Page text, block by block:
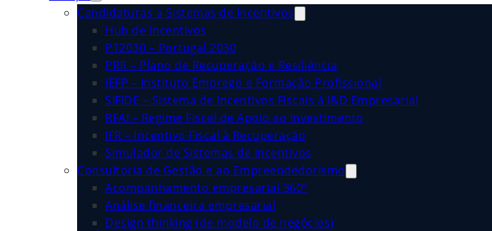
Candidaturas a Sistemas de Incentivos
Hub de Incentivos
PT2030 – Portugal 2030
PRR – Plano de Recuperação e Resiliência
IEFP – Instituto Emprego e Formação Profissional
SIFIDE – Sistema de Incentivos Fiscais à I&D Empresarial
RFAI – Regime Fiscal de Apoio ao Investimento
IFR – Incentivo Fiscal à Recuperação
Simulador de Sistemas de Incentivos
Consultoria de Gestão e ao Empreendedorismo
Acompanhamento empresarial 360º
Análise financeira empresarial
Design thinking (de modelo de negócios)